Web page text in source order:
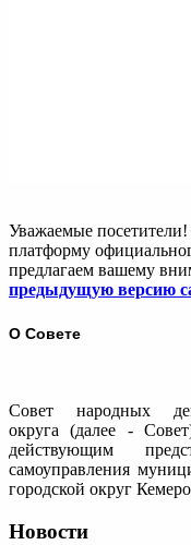
Уважаемые
платформу
предлагаем вашему
предыдущую версию
О Совете
Совет народных
округа (далее -
действующим
самоуправления
городской округ
Новости